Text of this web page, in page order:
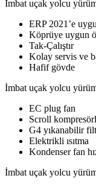
İmbat uçak yolcu
ERP 2021’e
Köprüye uygun
Tak-Çalıştır
Kolay servis ve
Hafif gövde
İmbat uçak yolcu
EC plug fan
Scroll
G4 yıkanabilir
Elektrikli ısıtma
Kondenser fan
İmbat uçak yolcu